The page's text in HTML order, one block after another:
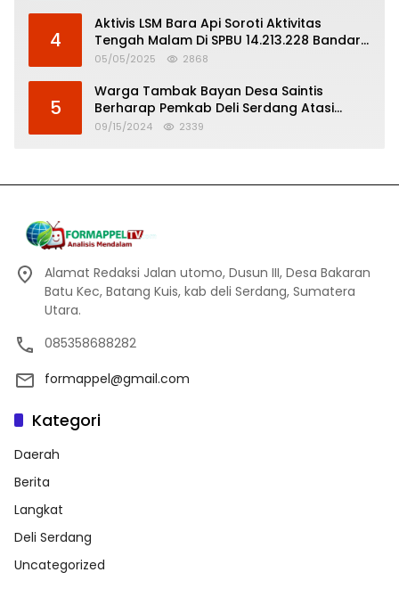
4
Aktivis LSM Bara Api Soroti Aktivitas
Tengah Malam Di SPBU 14.213.228 Bandar
Tinggi
05/05/2025 2868
5
Warga Tambak Bayan Desa Saintis
Berharap Pemkab Deli Serdang Atasi
Banjir
09/15/2024 2339
Alamat Redaksi Jalan utomo, Dusun III, Desa Bakaran
Batu Kec, Batang Kuis, kab deli Serdang, Sumatera
Utara.
085358688282
formappel@gmail.com
Kategori
Daerah
Berita
Langkat
Deli Serdang
Uncategorized